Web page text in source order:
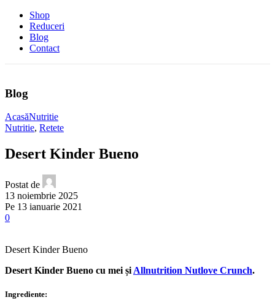
Shop
Reduceri
Blog
Contact
Blog
AcasăNutritie
Nutritie, Retete
Desert Kinder Bueno
Postat de
13 noiembrie 2025
Pe 13 ianuarie 2021
0
Desert Kinder Bueno
Desert Kinder Bueno cu mei și Allnutrition Nutlove Crunch.
Ingrediente: